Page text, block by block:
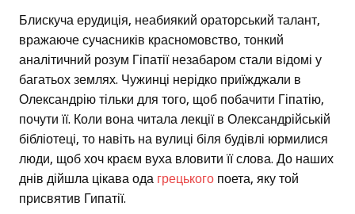
Блискуча ерудиція, неабиякий ораторський талант,
вражаюче сучасників красномовство, тонкий
аналітичний розум Гіпатії незабаром стали відомі у
багатьох землях. Чужинці нерідко приїжджали в
Олександрію тільки для того, щоб побачити Гіпатію,
почути її. Коли вона читала лекції в Олександрійській
бібліотеці, то навіть на вулиці біля будівлі юрмилися
люди, щоб хоч краєм вуха вловити її слова. До наших
днів дійшла цікава ода грецького поета, яку той
присвятив Гипатії.